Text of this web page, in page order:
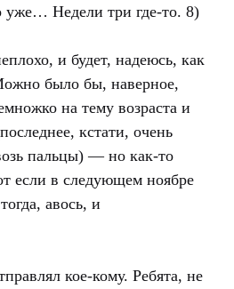
уже… Недели три где-то. 8)
и будет, надеюсь, как
было бы, наверное,
на тему возраста и
кстати, очень
пальцы) — но как-то
если в следующем ноябре
авось, и
кое-кому. Ребята, не